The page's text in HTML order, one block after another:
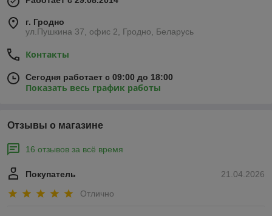
г. Гродно
ул.Пушкина 37, офис 2, Гродно, Беларусь
Контакты
Сегодня работает с 09:00 до 18:00
Показать весь график работы
Отзывы о магазине
16 отзывов за всё время
21.04.2026
Покупатель
Отлично